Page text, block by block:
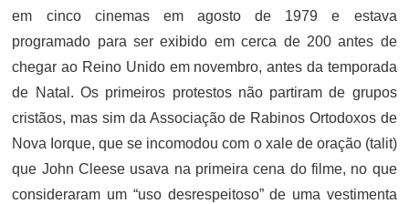
em cinco cinemas em agosto de 1979 e estava
programado para ser exibido em cerca de 200 antes de
chegar ao Reino Unido em novembro, antes da temporada
de Natal. Os primeiros protestos não partiram de grupos
cristãos, mas sim da Associação de Rabinos Ortodoxos de
Nova Iorque, que se incomodou com o xale de oração (talit)
que John Cleese usava na primeira cena do filme, no que
consideraram um “uso desrespeitoso” de uma vestimenta